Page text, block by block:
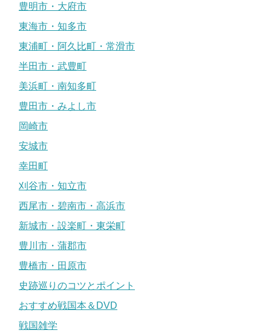
豊明市・大府市
東海市・知多市
東浦町・阿久比町・常滑市
半田市・武豊町
美浜町・南知多町
豊田市・みよし市
岡崎市
安城市
幸田町
刈谷市・知立市
西尾市・碧南市・高浜市
新城市・設楽町・東栄町
豊川市・蒲郡市
豊橋市・田原市
史跡巡りのコツとポイント
おすすめ戦国本＆DVD
戦国雑学